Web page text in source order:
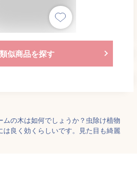
類似商品を探す
ムの木は如何でしょうか？虫除け植物
は良く効くらしいです。見た目も綺麗